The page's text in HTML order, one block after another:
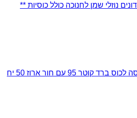
נוזלי שמן לחנוכה כולל כוסיות **
ברד קוטר 95 עם חור ארוז 50 יח